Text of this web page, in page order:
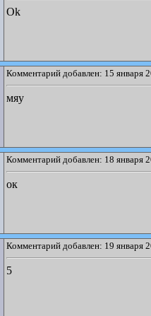
Ok
Комментарий добавлен: 15 января
мяу
Комментарий добавлен: 18 января
ок
Комментарий добавлен: 19 января
5